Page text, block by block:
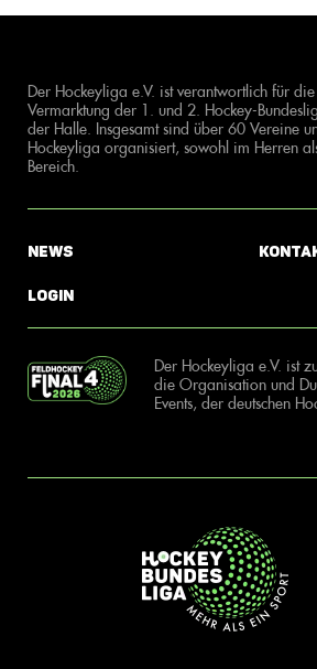
Der Hockeyliga e.V. ist verantwortlich für
Vermarktung der 1. und 2. Hockey-
der Halle. Insgesamt sind über 60 Vereine
Hockeyliga organisiert, sowohl im Herren
Bereich.
News
Login
Der Hockeyliga e.V. ist
die Organisation und
Events, der deutschen